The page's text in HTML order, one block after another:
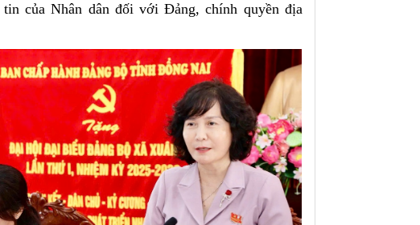
của Nhân dân đối với Đảng, chính quyền địa